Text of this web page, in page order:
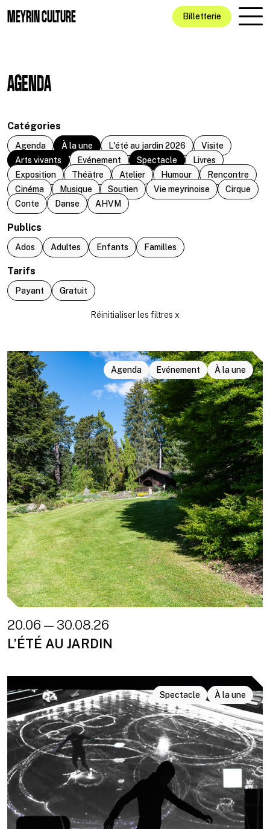
MEYRIN CULTURE Billetterie
AGENDA
Catégories
Agenda À la une L'été au jardin 2026
Visite
Arts vivants
Evénement Spectacle
Livres
Exposition
Théâtre Atelier Humour
Rencontre
Cinéma
Musique Soutien Vie meyrinoise
Cirque
Conte
Danse AHVM
Publics
Ados Adultes Enfants Familles
Tarifs
Payant Gratuit
Agenda Evénement À la une
20.06 — 30.08.26
L’ÉTÉ AU JARDIN
Spectacle À la une